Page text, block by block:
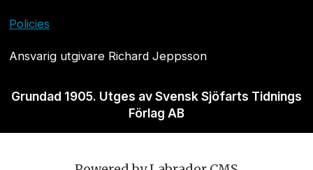
Policies
Ansvarig utgivare Richard Jeppsson
Grundad 1905. Utges av Svensk Sjöfarts Tidnings
Förlag AB